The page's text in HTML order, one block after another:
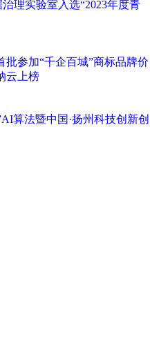
理实验室入选“2023年度青
参加“千企百城”商标品牌价
云上榜
算法暨中国·扬州科技创新创